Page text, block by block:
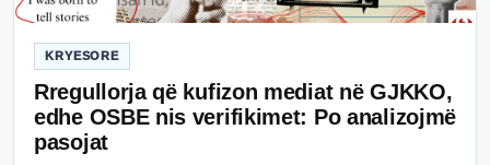
KRYESORE
Rregullorja që kufizon mediat në GJKKO,
edhe OSBE nis verifikimet: Po analizojmë
pasojat